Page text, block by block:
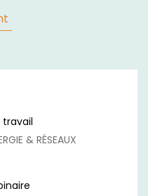
travail
& RÉSEAUX